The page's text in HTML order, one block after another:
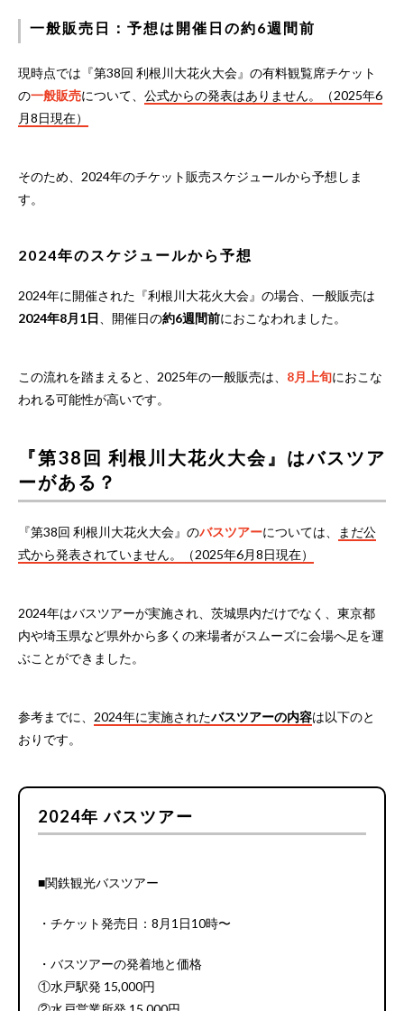
一般販売日：予想は開催日の約6週間前
現時点では『第38回 利根川大花火大会』の有料観覧席チケット
の一般販売について、 公式からの発表はありません。（2025年6
月8日現在）
そのため、2024年のチケット販売スケジュールから予想しま
す。
2024年のスケジュールから予想
2024年に開催された『利根川大花火大会』の場合、一般販売は
2024年8月1日
、開催日の約6週間前におこなわれました。
この流れを踏まえると、2025年の一般販売は、 8月上旬におこな
われる可能性が高いです。
『第38回 利根川大花火大会』はバスツア
ーがある？
『第38回 利根川大花火大会』のバスツアーについては、
まだ公
式から発表されていません。（2025年6月8日現在）
2024年はバスツアーが実施され、茨城県内だけでなく、東京都
内や埼玉県など県外から多くの来場者がスムーズに会場へ足を運
ぶことができました。
参考までに、 2024年に実施されたバスツアーの内容は以下のと
おりです。
2024年 バスツアー
■関鉄観光バスツアー
・チケット発売日：8月1日10時〜
・バスツアーの発着地と価格
①水戸駅発 15,000円